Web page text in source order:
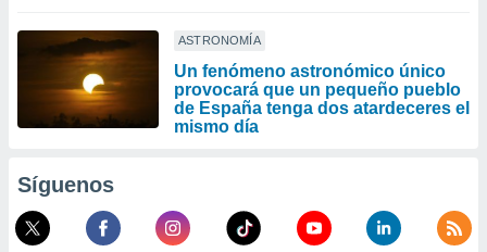
ASTRONOMÍA
Un fenómeno astronómico único
provocará que un pequeño pueblo
de España tenga dos atardeceres el
mismo día
Síguenos